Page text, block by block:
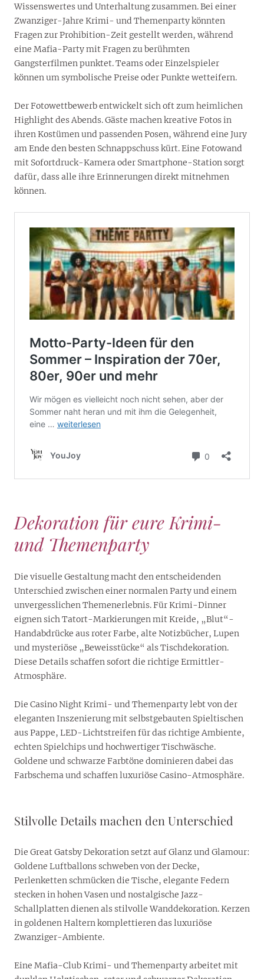
Wissenswertes und Unterhaltung zusammen. Bei einer
Zwanziger-Jahre Krimi- und Themenparty könnten
Fragen zur Prohibition-Zeit gestellt werden, während
eine Mafia-Party mit Fragen zu berühmten
Gangsterfilmen punktet. Teams oder Einzelspieler
können um symbolische Preise oder Punkte wetteifern.
Der Fotowettbewerb entwickelt sich oft zum heimlichen
Highlight des Abends. Gäste machen kreative Fotos in
ihren Kostümen und passenden Posen, während eine Jury
am Ende den besten Schnappschuss kürt. Eine Fotowand
mit Sofortdruck-Kamera oder Smartphone-Station sorgt
dafür, dass alle ihre Erinnerungen direkt mitnehmen
können.
Dekoration für eure Krimi-
und Themenparty
Die visuelle Gestaltung macht den entscheidenden
Unterschied zwischen einer normalen Party und einem
unvergesslichen Themenerlebnis. Für Krimi-Dinner
eignen sich Tatort-Markierungen mit Kreide, „Blut“-
Handabdrücke aus roter Farbe, alte Notizbücher, Lupen
und mysteriöse „Beweisstücke“ als Tischdekoration.
Diese Details schaffen sofort die richtige Ermittler-
Atmosphäre.
Die Casino Night Krimi- und Themenparty lebt von der
eleganten Inszenierung mit selbstgebauten Spieltischen
aus Pappe, LED-Lichtstreifen für das richtige Ambiente,
echten Spielchips und hochwertiger Tischwäsche.
Goldene und schwarze Farbtöne dominieren dabei das
Farbschema und schaffen luxuriöse Casino-Atmosphäre.
Stilvolle Details machen den Unterschied
Die Great Gatsby Dekoration setzt auf Glanz und Glamour:
Goldene Luftballons schweben von der Decke,
Perlenketten schmücken die Tische, elegante Federn
stecken in hohen Vasen und nostalgische Jazz-
Schallplatten dienen als stilvolle Wanddekoration. Kerzen
in goldenen Haltern komplettieren das luxuriöse
Zwanziger-Ambiente.
Eine Mafia-Club Krimi- und Themenparty arbeitet mit